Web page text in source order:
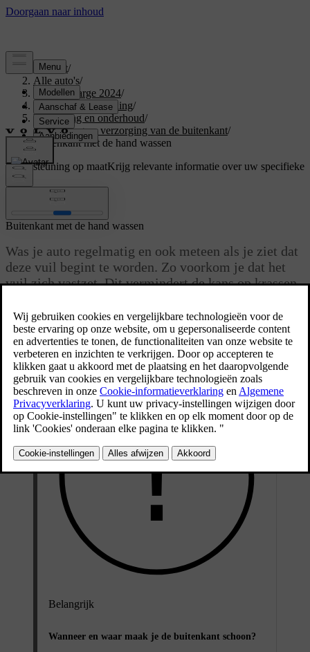
Support/
Alle auto's/
C40 Recharge 2024/
Gebruikershandleiding/
Verzorging en onderhoud/
Reiniging en verzorging van de buitenkant/
Buitenkant met de hand wassen
Ondersteuning op maatKrijg relevante informatie over uw specifieke
auto.
Bijgewerkt 04-04-2025
Buitenkant met de hand wassen
Was je auto regelmatig en ook meteen als je ziet dat
deze vuil begint te worden. Zo voorkom je dat het
vuil zich vastzet. Dit vermindert de kans op krassen
uit blijft zien.
Belangrijk
Wanneer en waar maak je de buitenkant schoon?